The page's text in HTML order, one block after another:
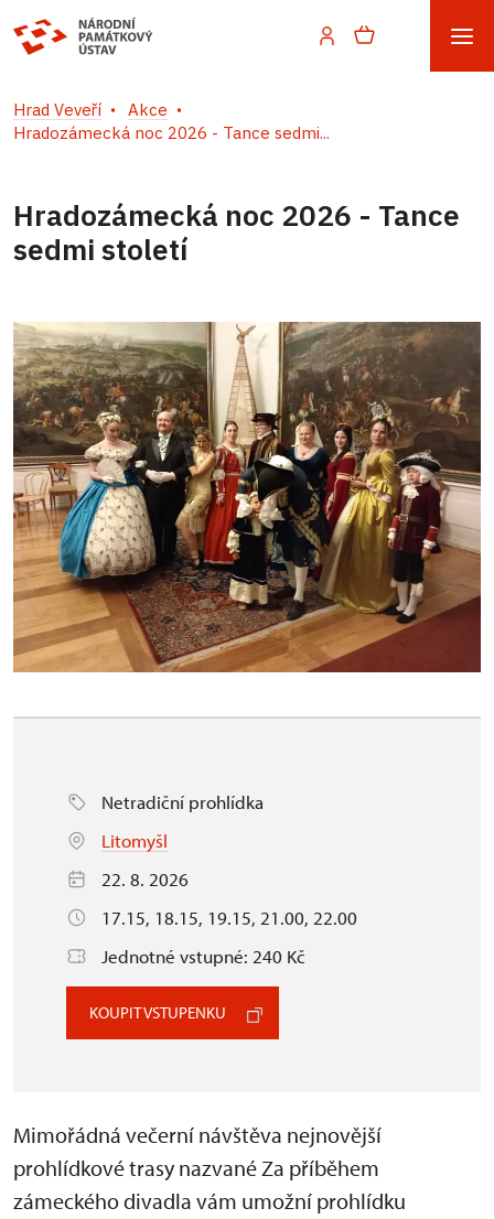
Hrad Veveří
Akce
Hradozámecká noc 2026 - Tance sedmi...
Hradozámecká noc 2026 - Tance
sedmi století
Netradiční prohlídka
Litomyšl
22. 8. 2026
17.15, 18.15, 19.15, 21.00, 22.00
Jednotné vstupné: 240 Kč
KOUPIT VSTUPENKU
Mimořádná večerní návštěva nejnovější
prohlídkové trasy nazvané Za příběhem
zámeckého divadla vám umožní prohlídku